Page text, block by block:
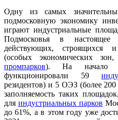
Одну из самых
подмосковную экономику
играют индустриальные
Подмосковья в
действующих, строящихся
(особых экономических
промпарков). На начало
функционировали 59
резидентов) и 5 ОЭЗ (более 200
заполняемость таких
для индустриальных парков
до 61%, а в этом году уже